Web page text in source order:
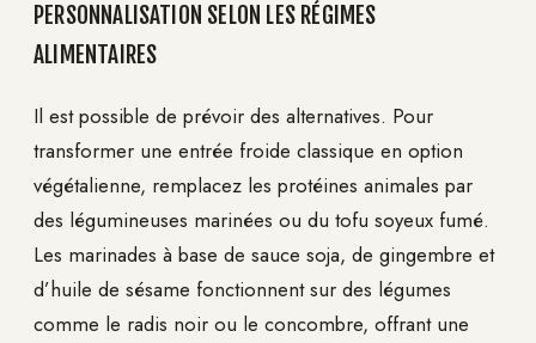
PERSONNALISATION SELON LES RÉGIMES
ALIMENTAIRES
Il est possible de prévoir des alternatives. Pour
transformer une entrée froide classique en option
végétalienne, remplacez les protéines animales par
des légumineuses marinées ou du tofu soyeux fumé.
Les marinades à base de sauce soja, de gingembre et
d’huile de sésame fonctionnent sur des légumes
comme le radis noir ou le concombre, offrant une